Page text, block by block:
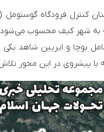
فرودگاه گوستومل
به شهر کیف محسوب
بوچا و ایرپین شاهد
با پیشروی در این محور